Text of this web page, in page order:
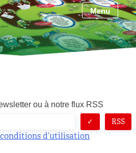
Menu
ou à notre flux RSS
RSS
d’utilisation